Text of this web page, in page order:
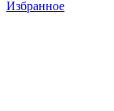
Избранное